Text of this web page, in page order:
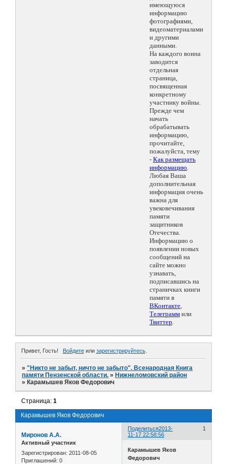
имеющуюся
информацию
фотографиями,
видеоматериалами
и другими
данными.
На каждого воина
заводится
отдельная
страница,
посвященная
конкретному
участнику войны.
Прежде чем
начать
обрабатывать
информацию,
прочитайте,
пожалуйста, тему
- Как размещать
информацию.
Любая Ваша
дополнительная
информация очень
важна для
увековечивания
памяти
защитников
Отечества.
Информацию о
появлении новых
сообщений на
сайте можно
узнавать,
подписавшись на
страничках книги
памяти в
ВКонтакте,
Телеграмм или
Твиттер.
Привет, Гость! Войдитеили зарегистрируйтесь.
»"Никто не забыт, ничто не забыто". Всенародная Книга
памяти Пензенской области. » Нижнеломовский район
» Карамышев Яков Федорович
Карамышев Яков Федорович
Страница:1
Поделиться 1
2013-
11-17 22:58:56
Миронов А.А.
Активный участник
Зарегистрирован: 2011-08-05
Приглашений: 0
Карамышев Яков
Федорович